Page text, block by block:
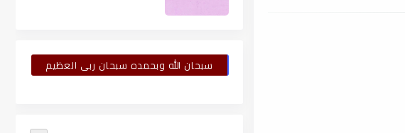
سبحان الله وبحمده سبحان ربى العظيم